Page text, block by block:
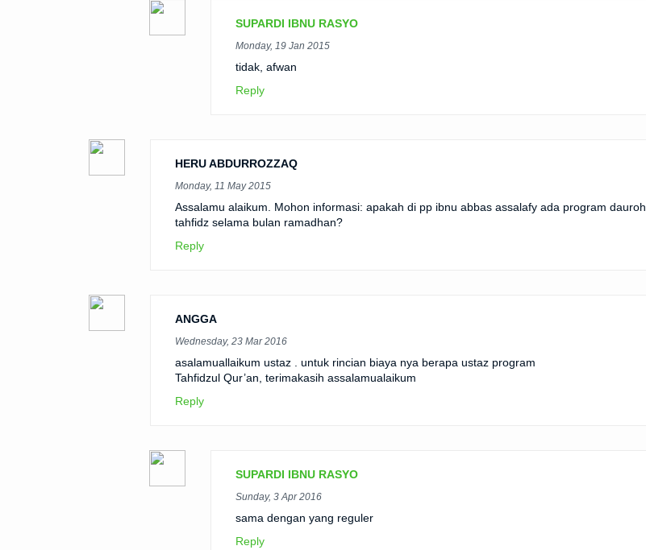
SUPARDI IBNU RASYO
Monday, 19 Jan 2015
tidak, afwan
Reply
HERU ABDURROZZAQ
Monday, 11 May 2015
Assalamu alaikum. Mohon informasi: apakah di pp ibnu abbas assalafy ada program dauroh
tahfidz selama bulan ramadhan?
Reply
ANGGA
Wednesday, 23 Mar 2016
asalamuallaikum ustaz . untuk rincian biaya nya berapa ustaz program
Tahfidzul Qur’an, terimakasih assalamualaikum
Reply
SUPARDI IBNU RASYO
Sunday, 3 Apr 2016
sama dengan yang reguler
Reply